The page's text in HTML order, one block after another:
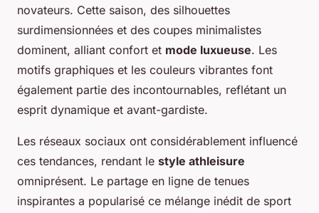
novateurs. Cette saison, des silhouettes
surdimensionnées et des coupes minimalistes
dominent, alliant confort et mode luxueuse. Les
motifs graphiques et les couleurs vibrantes font
également partie des incontournables, reflétant un
esprit dynamique et avant-gardiste.
Les réseaux sociaux ont considérablement influencé
ces tendances, rendant le style athleisure
omniprésent. Le partage en ligne de tenues
inspirantes a popularisé ce mélange inédit de sport